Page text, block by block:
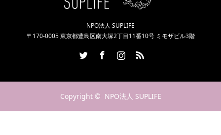
NPO法人 SUPLIFE
〒170-0005 東京都豊島区南大塚2丁目11番10号 ミモザビル3階
Copyright © NPO法人 SUPLIFE